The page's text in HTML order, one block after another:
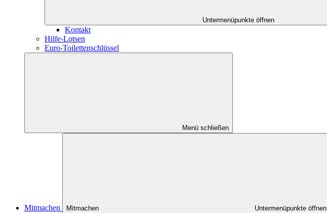
Untermenüpunkte öffnen
Kontakt
Hilfe-Lotsen
Euro-Toilettenschlüssel
Menü schließen
Mitmachen Mitmachen Untermenüpunkte öffnen